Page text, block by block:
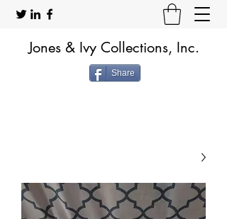
Jones & Ivy Collections, Inc.
Share